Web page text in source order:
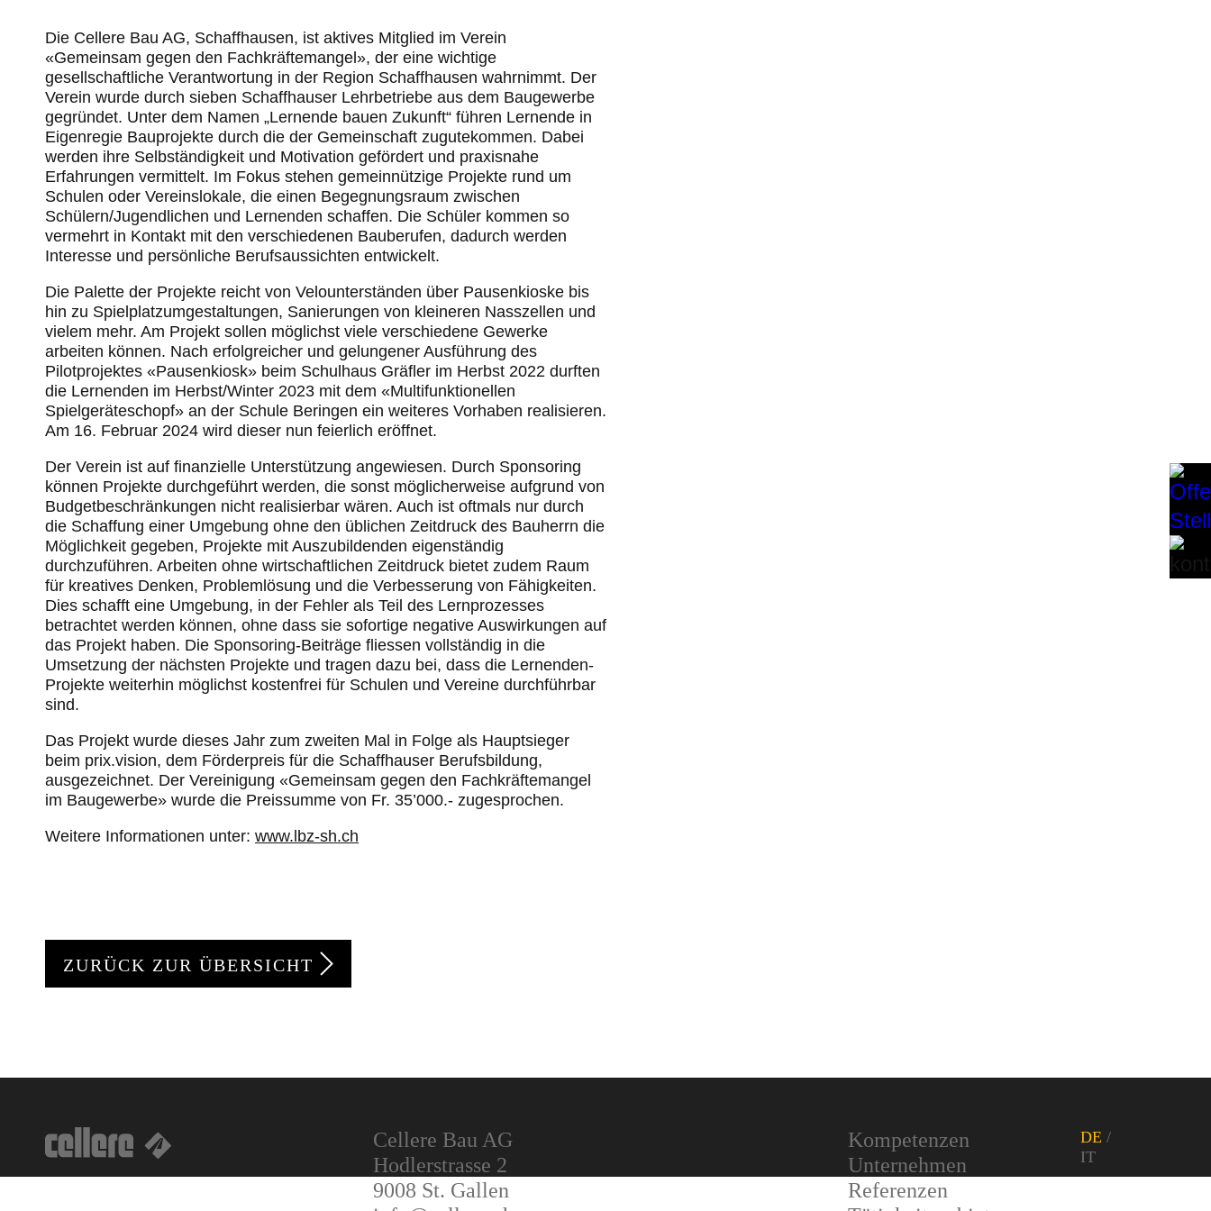
Die Cellere Bau AG, Schaffhausen, ist aktives Mitglied im Verein
«Gemeinsam gegen den Fachkräftemangel», der eine wichtige
gesellschaftliche Verantwortung in der Region Schaffhausen wahrnimmt. Der
Verein wurde durch sieben Schaffhauser Lehrbetriebe aus dem Baugewerbe
gegründet. Unter dem Namen „Lernende bauen Zukunft“ führen Lernende in
Eigenregie Bauprojekte durch die der Gemeinschaft zugutekommen. Dabei
werden ihre Selbständigkeit und Motivation gefördert und praxisnahe
Erfahrungen vermittelt. Im Fokus stehen gemeinnützige Projekte rund um
Schulen oder Vereinslokale, die einen Begegnungsraum zwischen
Schülern/Jugendlichen und Lernenden schaffen. Die Schüler kommen so
vermehrt in Kontakt mit den verschiedenen Bauberufen, dadurch werden
Interesse und persönliche Berufsaussichten entwickelt.
Die Palette der Projekte reicht von Velounterständen über Pausenkioske bis
hin zu Spielplatzumgestaltungen, Sanierungen von kleineren Nasszellen und
vielem mehr. Am Projekt sollen möglichst viele verschiedene Gewerke
arbeiten können. Nach erfolgreicher und gelungener Ausführung des
Pilotprojektes «Pausenkiosk» beim Schulhaus Gräfler im Herbst 2022 durften
die Lernenden im Herbst/Winter 2023 mit dem «Multifunktionellen
Spielgeräteschopf» an der Schule Beringen ein weiteres Vorhaben realisieren.
Am 16. Februar 2024 wird dieser nun feierlich eröffnet.
Der Verein ist auf finanzielle Unterstützung angewiesen. Durch Sponsoring
können Projekte durchgeführt werden, die sonst möglicherweise aufgrund von
Budgetbeschränkungen nicht realisierbar wären. Auch ist oftmals nur durch
die Schaffung einer Umgebung ohne den üblichen Zeitdruck des Bauherrn die
Möglichkeit gegeben, Projekte mit Auszubildenden eigenständig
durchzuführen. Arbeiten ohne wirtschaftlichen Zeitdruck bietet zudem Raum
für kreatives Denken, Problemlösung und die Verbesserung von Fähigkeiten.
Dies schafft eine Umgebung, in der Fehler als Teil des Lernprozesses
betrachtet werden können, ohne dass sie sofortige negative Auswirkungen auf
das Projekt haben. Die Sponsoring-Beiträge fliessen vollständig in die
Umsetzung der nächsten Projekte und tragen dazu bei, dass die Lernenden-
Projekte weiterhin möglichst kostenfrei für Schulen und Vereine durchführbar
sind.
Das Projekt wurde dieses Jahr zum zweiten Mal in Folge als Hauptsieger
beim prix.vision, dem Förderpreis für die Schaffhauser Berufsbildung,
ausgezeichnet. Der Vereinigung «Gemeinsam gegen den Fachkräftemangel
im Baugewerbe» wurde die Preissumme von Fr. 35’000.- zugesprochen.
Weitere Informationen unter: www.lbz-sh.ch
ZURÜCK ZUR ÜBERSICHT
Cellere Bau AG
Hodlerstrasse 2
9008 St. Gallen
Kompetenzen
Unternehmen
Referenzen